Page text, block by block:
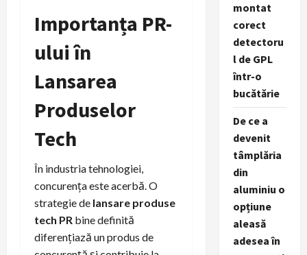
Importanța PR-
ului în
Lansarea
Produselor
Tech
În industria tehnologiei,
concurența este acerbă. O
strategie de lansare produse
tech PR bine definită
diferențiază un produs de
montat
corect
detectoru
l de GPL
într-o
bucătărie
De ce a
devenit
tâmplăria
din
aluminiu o
opțiune
aleasă
adesea în